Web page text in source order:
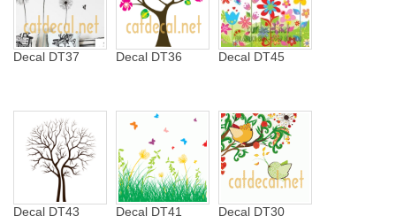
Decal DT37 Decal DT36 Decal DT45
Decal DT43 Decal DT41 Decal DT30